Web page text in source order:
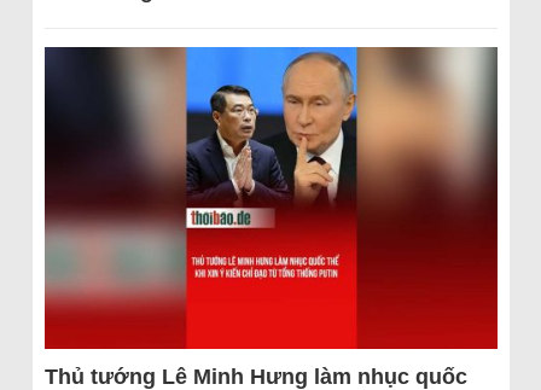
Thủ tướng Lê Minh Hưng làm nhục quốc